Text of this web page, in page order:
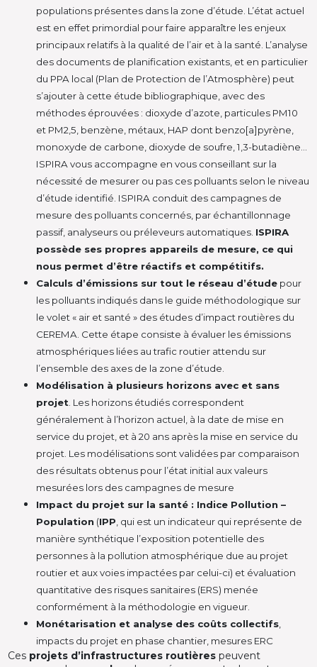
populations présentes dans la zone d’étude. L’état actuel
est en effet primordial pour faire apparaître les enjeux
principaux relatifs à la qualité de l’air et à la santé. L’analyse
des documents de planification existants, et en particulier
du PPA local (Plan de Protection de l’Atmosphère) peut
s’ajouter à cette étude bibliographique , avec des
méthodes éprouvées : dioxyde d’azote, particules PM10
et PM2,5, benzène, métaux, HAP dont benzo[a]pyrène,
monoxyde de carbone, dioxyde de soufre, 1,3-butadiène…
ISPIRA vous accompagne en vous conseillant sur la
nécessité de mesurer ou pas ces polluants selon le niveau
d’étude identifié. ISPIRA conduit des campagnes de
mesure des polluants concernés, par échantillonnage
passif, analyseurs ou préleveurs automatiques. ISPIRA
possède ses propres appareils de mesure, ce qui
nous permet d’être réactifs et compétitifs.
Calculs d’émissions sur tout le réseau d’étude pour
les polluants indiqués dans le guide méthodologique sur
le volet « air et santé » des études d’impact routières du
CEREMA. Cette étape consiste à évaluer les émissions
atmosphériques liées au trafic routier attendu sur
l’ensemble des axes de la zone d’étude.
Modélisation à plusieurs horizons avec et sans
projet . Les horizons étudiés correspondent
généralement à l’horizon actuel, à la date de mise en
service du projet, et à 20 ans après la mise en service du
projet. Les modélisations sont validées par comparaison
des résultats obtenus pour l’état initial aux valeurs
mesurées lors des campagnes de mesure
Impact du projet sur la santé : Indice Pollution –
Population (IPP , qui est un indicateur qui représente de
manière synthétique l’exposition potentielle des
personnes à la pollution atmosphérique due au projet
routier et aux voies impactées par celui-ci) et évaluation
quantitative des risques sanitaires (ERS) menée
conformément à la méthodologie en vigueur.
Monétarisation et analyse des coûts collectifs
impacts du projet en phase chantier, mesures ERC
Ces projets d’infrastructures routières peuvent